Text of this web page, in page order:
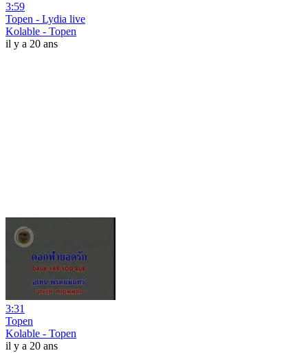
3:59
Topen - Lydia live
Kolable - Topen
il y a 20 ans
3:31
Topen
Kolable - Topen
il y a 20 ans